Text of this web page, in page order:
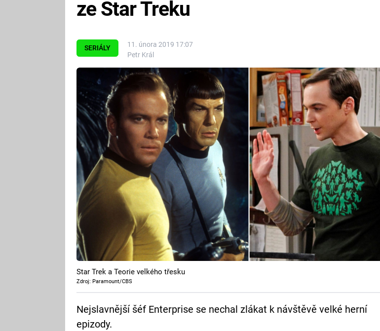
SERIÁLY
11. února 2019 17:07
Petr Král
ze Star Treku
Star Trek a Teorie velkého třesku
Zdroj: Paramount/CBS
Nejslavnější šéf Enterprise se nechal zlákat k návštěvě velké herní
epizody.